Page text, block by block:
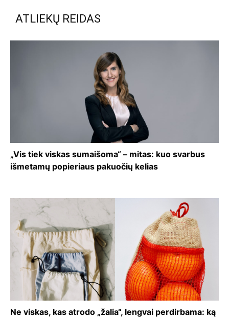
ATLIEKŲ REIDAS
„Vis tiek viskas sumaišoma“ – mitas: kuo svarbus
išmetamų popieriaus pakuočių kelias
Ne viskas, kas atrodo „žalia“, lengvai perdirbama: ką